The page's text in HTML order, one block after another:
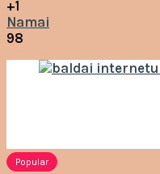
+1
Namai
98
Popular